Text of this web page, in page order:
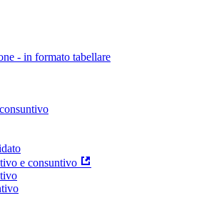
- in formato tabellare
e consuntivo